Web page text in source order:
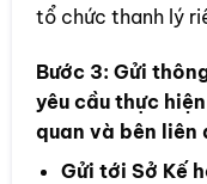
tổ chức thanh lý
Bước 3: Gửi
yêu cầu thực
quan và bên liên
Gửi tới Sở Kế